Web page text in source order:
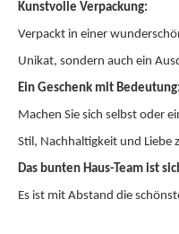
Kunstvolle Verpackung:
Verpackt in einer
Unikat, sondern auch ein
Ein Geschenk mit Bedeutung:
Machen Sie sich selbst oder
Stil, Nachhaltigkeit und Liebe
Das bunten Haus-Team ist
Es ist mit Abstand die